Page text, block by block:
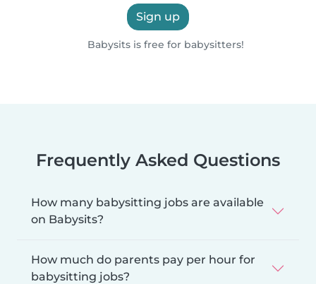
Sign up
Babysits is free for babysitters!
Frequently Asked Questions
How many babysitting jobs are available
on Babysits?
How much do parents pay per hour for
babysitting jobs?